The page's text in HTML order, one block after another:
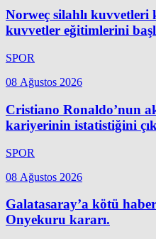
Norweç silahlı kuvvetleri
kuvvetler eğitimlerini
SPOR
08 Ağustos 2026
Cristiano Ronaldo’nun
kariyerinin istatistiğini
SPOR
08 Ağustos 2026
Galatasaray’a kötü
Onyekuru kararı.